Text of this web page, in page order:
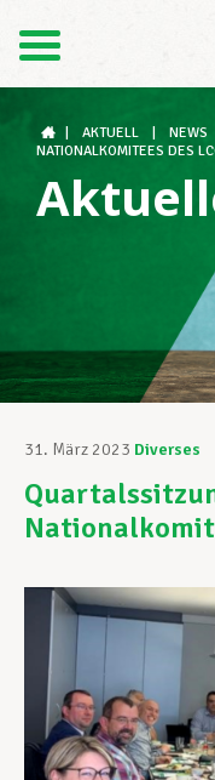
Der LCGB
Ihre Rechte
Berufliche
AKTUELL NEWS
NATIONALKOMITEES DES
31. März 2023 Diverses